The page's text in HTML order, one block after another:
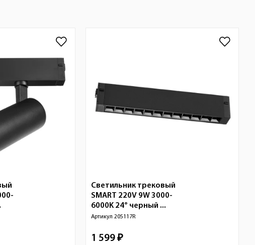
Светильник трековый
SMART 220V 9W 3000-
6000K 24° черный ...
Артикул 205117R
1 599 ₽